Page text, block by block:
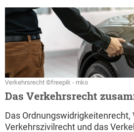
Verkehrsrecht ©freepik - mko
Das Verkehrsrecht
Das
Verkehrszivilrecht und das